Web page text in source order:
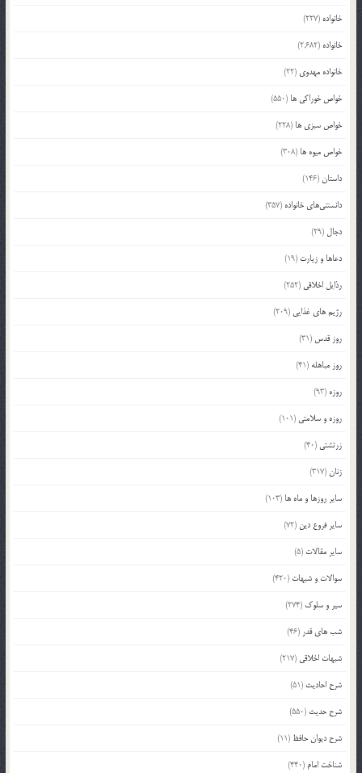
خانواده (227)
خانواده (2,682)
خانواده مهدوی (22)
خواص خوراکی ها (550)
خواص سبزی ها (228)
خواص میوه ها (308)
داستان(146)
دانستنی‌های خانواده (357)
دجال (29)
دعاها و زیارت (19)
رذایل اخلاقی (252)
رژیم های غذایی (209)
روز قدس (31)
روز مباهله (41)
روزه (93)
روزه و سلامتی (101)
زرتشتی (40)
زنان(317)
سایر روزها و ماه ها (103)
سایر فروع دین (72)
سایر مقالات (5)
سوالات و شبهات (420)
سیر و سلوک (274)
شب های قدر (46)
شبهات اخلاقی (217)
شرح احادیث (51)
شرح حدیث (550)
شرح دیوان حافظ (11)
شناخت امام (440)